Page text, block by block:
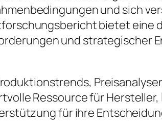
und sich
bietet eine
und strategischer
Ressource für Hersteller,
für ihre